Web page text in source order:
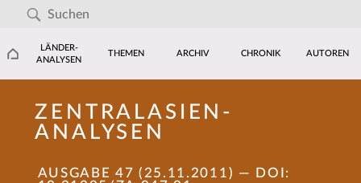
LÄNDER-
ANALYSEN
THEMEN ARCHIV CHRONIK AUTOREN
ZENTRALASIEN-
ANALYSEN
AUSGABE 47 (25.11.2011) — DOI: